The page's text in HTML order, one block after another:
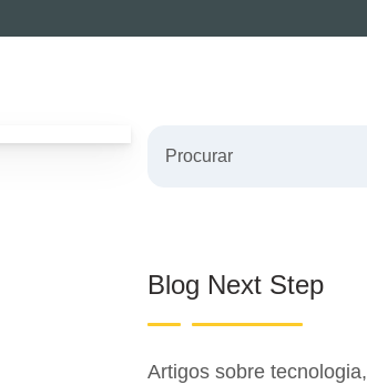
Blog Next Step
Artigos sobre tecnologia,